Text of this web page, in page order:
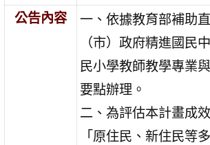
公告內容
一、依據教育部補助
（市）政府精進國民
民小學教師教學專業
要點辦理。
二、為評估本計畫成
「原住民、新住民等